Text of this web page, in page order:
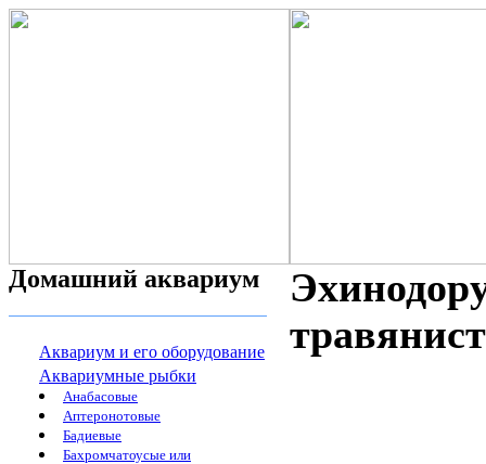
Домашний аквариум
Аквариум и его оборудование
Аквариумные рыбки
Анабасовые
Аптеронотовые
Бадиевые
Бахромчатоусые или